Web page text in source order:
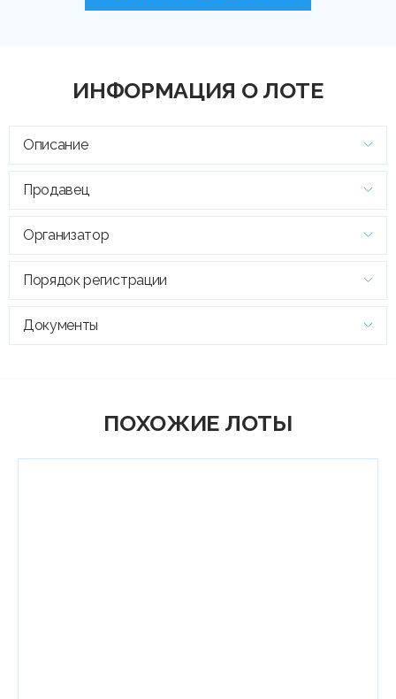
ИНФОРМАЦИЯ О ЛОТЕ
Описание
Продавец
Организатор
Порядок регистрации
Документы
ПОХОЖИЕ ЛОТЫ